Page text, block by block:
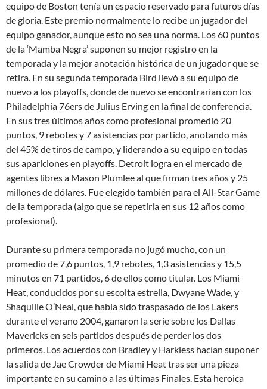
equipo de Boston tenía un espacio reservado para futuros días
de gloria. Este premio normalmente lo recibe un jugador del
equipo ganador, aunque esto no sea una norma. Los 60 puntos
de la ‘Mamba Negra’ suponen su mejor registro en la
temporada y la mejor anotación histórica de un jugador que se
retira. En su segunda temporada Bird llevó a su equipo de
nuevo a los playoffs, donde de nuevo se encontrarían con los
Philadelphia 76ers de Julius Erving en la final de conferencia.
En sus tres últimos años como profesional promedió 20
puntos, 9 rebotes y 7 asistencias por partido, anotando más
del 45% de tiros de campo, y liderando a su equipo en todas
sus apariciones en playoffs. Detroit logra en el mercado de
agentes libres a Mason Plumlee al que firman tres años y 25
millones de dólares. Fue elegido también para el All-Star Game
de la temporada (algo que se repetiría en sus 12 años como
profesional).
Durante su primera temporada no jugó mucho, con un
promedio de 7,6 puntos, 1,9 rebotes, 1,3 asistencias y 15,5
minutos en 71 partidos, 6 de ellos como titular. Los Miami
Heat, conducidos por su escolta estrella, Dwyane Wade, y
Shaquille O’Neal, que había sido traspasado de los Lakers
durante el verano 2004, ganaron la serie sobre los Dallas
Mavericks en seis partidos después de perder los dos
primeros. Los acuerdos con Bradley y Harkless hacían suponer
la salida de Jae Crowder de Miami Heat tras ser una pieza
importante en su camino a las últimas Finales. Esta heroica